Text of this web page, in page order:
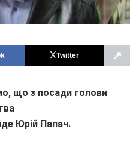
Twitter ↗
що з посади голови
Юрій Папач.